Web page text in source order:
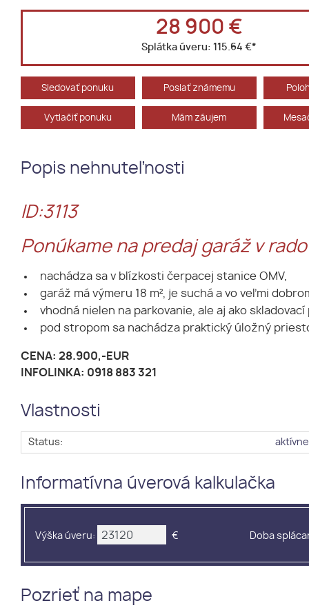
28 900 €
Splátka úveru:115.64 €*
Sledovať ponuku Poslať známemu
Vytlačiť ponuku Mám záujem
Popis nehnuteľnosti
ID:3113
Ponúkame na predaj garáž v
nachádza sa v blízkosti čerpacej stanice OMV,
garáž má výmeru 18 m², je suchá a vo veľmi
vhodná nielen na parkovanie, ale aj ako
pod stropom sa nachádza praktický úložný
CENA: 28.900,-EUR
INFOLINKA: 0918 883 321
Vlastnosti
Status: aktívne
Informatívna úverová kalkulačka
Výška úveru: € Doba
Pozrieť na mape